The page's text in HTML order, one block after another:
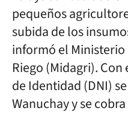
pequeños
subida de los
informó el
Riego (Midagri).
de Identidad (DNI)
Wanuchay y se